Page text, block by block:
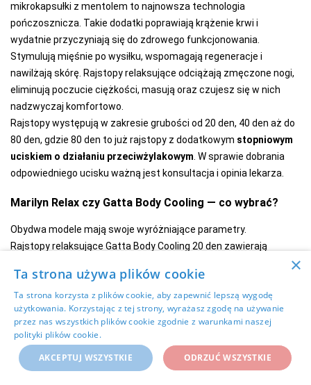
mikrokapsułki z mentolem to najnowsza technologia
pończosznicza. Takie dodatki poprawiają krążenie krwi i
wydatnie przyczyniają się do zdrowego funkcjonowania.
Stymulują mięśnie po wysiłku, wspomagają regeneracje i
nawilżają skórę. Rajstopy relaksujące odciążają zmęczone nogi,
eliminują poczucie ciężkości, masują oraz czujesz się w nich
nadzwyczaj komfortowo.
Rajstopy występują w zakresie grubości od 20 den, 40 den aż do
80 den, gdzie 80 den to już rajstopy z dodatkowym stopniowym
uciskiem o działaniu przeciwżylakowym . W sprawie dobrania
odpowiedniego ucisku ważną jest konsultacja i opinia lekarza.
Marilyn Relax czy Gatta Body Cooling — co wybrać?
Obydwa modele mają swoje wyróżniające parametry.
Rajstopy relaksujące Gatta Body Cooling 20 den zawierają
zwłaszcza latem.Rajstopy damskie z kolekcji Gatta Body to
również produkty modelujące dla przyszłych mam na okres
wspaniałych 9 miesięcy ciąży.
Rajstopy Marilyn Relax 20 den pełnią dwie funkcje, jednocześnie
odświeżają i korygują, czyniąc je produktem kompletnym. W opcji
grubości posiadamy wersję 50 denna chłodniejszą porę oraz
×
Ta strona używa plików cookie
Ta strona korzysta z plików cookie, aby zapewnić lepszą wygodę
użytkowania. Korzystając z tej strony, wyrażasz zgodę na używanie
przez nas wszystkich plików cookie zgodnie z warunkami naszej
polityki plików cookie.
AKCEPTUJ WSZYSTKIE
ODRZUĆ WSZYSTKIE